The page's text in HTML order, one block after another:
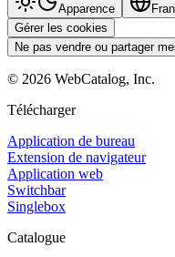
Apparence
Gérer les cookies
Ne pas vendre ou partager
© 2026 WebCatalog, Inc.
Télécharger
Application de bureau
Extension de navigateur
Application web
Switchbar
Singlebox
Catalogue